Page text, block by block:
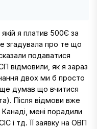
я платив 500Є за
згадувала про те що
подаватися
відмовили, як я зараз
двох ми б просто
думав що вчитися
Після відмови вже
мені порадили
і тд. ЇЇ заявку на ОВП